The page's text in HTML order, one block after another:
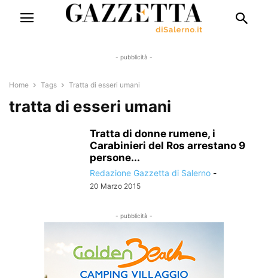
- pubblicità -
Home Tags Tratta di esseri umani
tratta di esseri umani
Tratta di donne rumene, i
Carabinieri del Ros arrestano 9
persone...
Redazione Gazzetta di Salerno -
20 Marzo 2015
- pubblicità -